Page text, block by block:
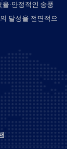
·안정적인 송풍
달성을 전면적으